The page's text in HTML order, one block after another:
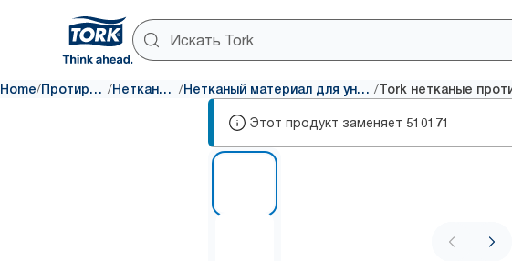
Home/ Протирка и очистка / Нетканый материал / Нетканый материал для универсального использования /
Этот продукт заменяет 510171